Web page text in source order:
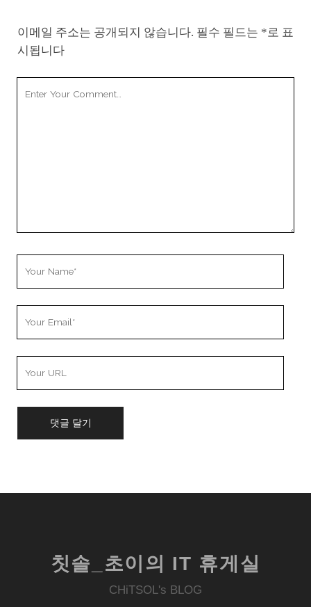
이메일 주소는 공개되지 않습니다. 필수 필드는 *로 표
시됩니다
칫솔_초이의 IT 휴게실
CHiTSOL's BLOG